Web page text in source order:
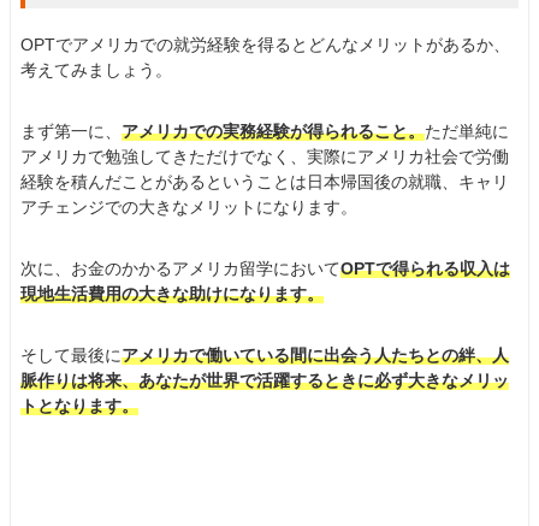
OPTでアメリカでの就労経験を得るとどんなメリットがあるか、
考えてみましょう。
まず第一に、 アメリカでの実務経験が得られること。ただ単純に
アメリカで勉強してきただけでなく、実際にアメリカ社会で労働
経験を積んだことがあるということは日本帰国後の就職、キャリ
アチェンジでの大きなメリットになります。
次に、お金のかかるアメリカ留学においてOPTで得られる収入は
現地生活費用の大きな助けになります。
そして最後にアメリカで働いている間に出会う人たちとの絆、人
脈作りは将来、あなたが世界で活躍するときに必ず大きなメリッ
トとなります。